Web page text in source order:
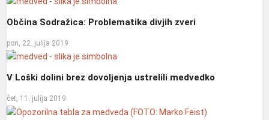
Občina Sodražica: Problematika divjih zveri
pon, 22. julija 2019
V Loški dolini brez dovoljenja ustrelili medvedko
čet, 11. julija 2019